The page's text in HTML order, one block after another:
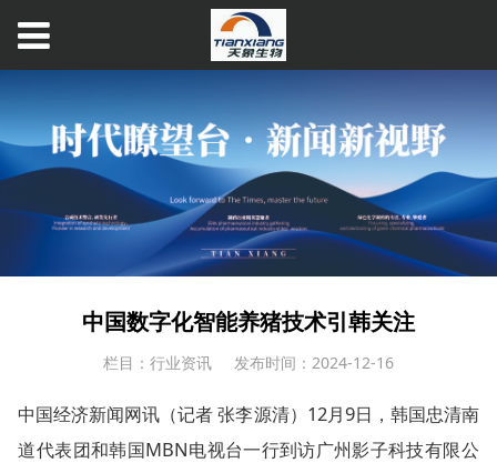
中国数字化智能养猪技术引韩关注
栏目：行业资讯 发布时间：2024-12-16
中国经济新闻网讯（记者 张李源清）12月9日，韩国忠清南
道代表团和韩国MBN电视台一行到访广州影子科技有限公